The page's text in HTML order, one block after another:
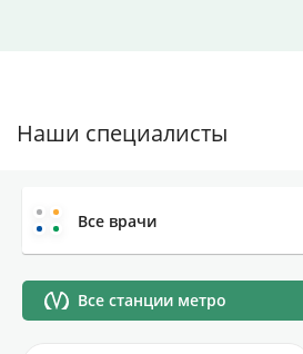
Наши специалисты
Все врачи
Все станции метро